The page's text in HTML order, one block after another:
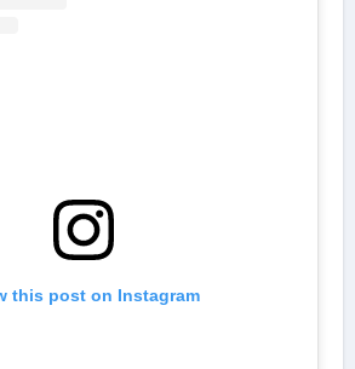
this post on Instagram